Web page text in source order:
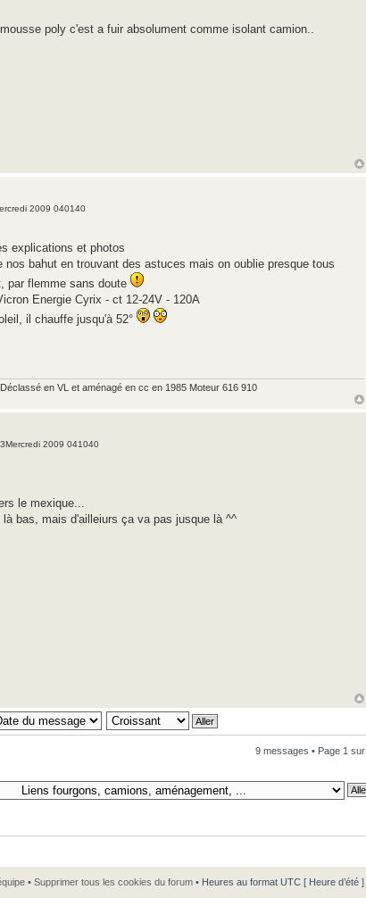
poly c'est a fuir absolument comme isolant camion..
2009 040140
explications et photos
bahut en trouvant des astuces mais on oublie presque tous
par flemme sans doute
Energie Cyrix - ct 12-24V - 120A
il chauffe jusqu'à 52°
en VL et aménagé en cc en 1985 Moteur 616 910
2009 041040
le mexique...
bas, mais d'ailleiurs ça va pas jusque là ^^
9 messages • Page 1 sur
• Supprimer tous les cookies du forum • Heures au format UTC [ Heure d’été ]